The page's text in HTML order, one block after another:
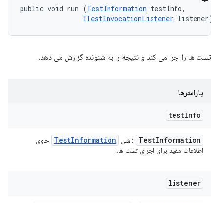
public void run (TestInformation testInfo,
ITestInvocationListener listener)
تست ها را اجرا می کند و نتیجه را به شنونده گزارش می دهد.
پارامترها
testInfo
TestInformation : شی TestInformation
حاوی
اطلاعات مفید برای اجرای تست ها.
listener